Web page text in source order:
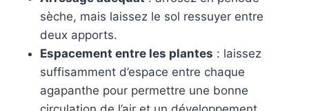
sèche, mais laissez le sol ressuyer entre
deux apports.
Espacement entre les plantes : laissez
suffisamment d’espace entre chaque
agapanthe pour permettre une bonne